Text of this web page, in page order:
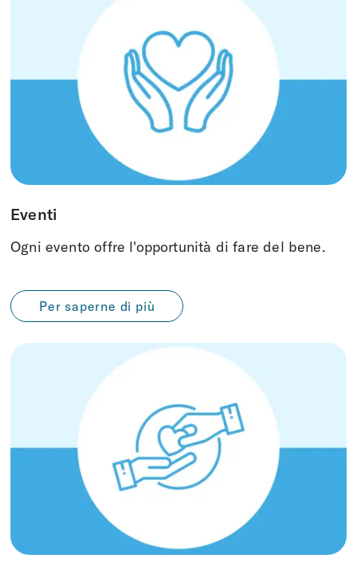
Eventi
Ogni evento offre l'opportunità di fare del bene.
Per saperne di più